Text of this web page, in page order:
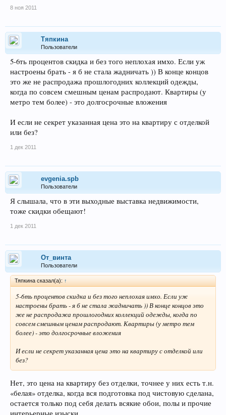
8 ноя 2011
Тяпкина
Пользователи
5-6ть процентов скидка и без того неплохая имхо. Если уж
настроены брать - я б не стала жадничать )) В конце концов
это же не распродажа прошлогодних коллекций одежды,
когда по совсем смешным ценам распродают. Квартиры (у
метро тем более) - это долгосрочные вложения
И если не секрет указанная цена это на квартиру с отделкой
или без?
1 дек 2011
evgenia.spb
Пользователи
Я слышала, что в эти выходные выставка недвижимости,
тоже скидки обещают!
1 дек 2011
От_винта
Пользователи
Тяпкина сказал(а): ↑
5-6ть процентов скидка и без того неплохая имхо. Если уж
настроены брать - я б не стала жадничать )) В конце концов это
же не распродажа прошлогодних коллекций одежды, когда по
совсем смешным ценам распродают. Квартиры (у метро тем
более) - это долгосрочные вложения
И если не секрет указанная цена это на квартиру с отделкой или
без?
Нет, это цена на квартиру без отделки, точнее у них есть т.н.
«белая» отделка, когда вся подготовка под чистовую сделана,
остается только под себя делать всякие обои, полы и прочие
интерьерные изыски.